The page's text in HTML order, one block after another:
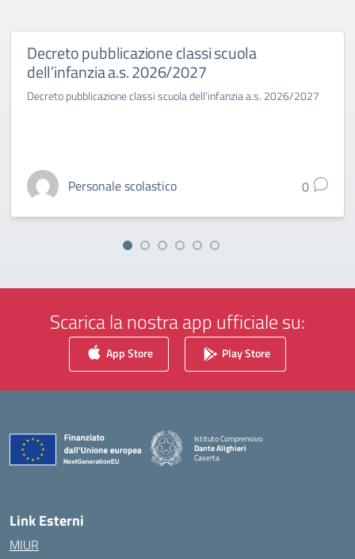
Decreto pubblicazione classi scuola
dell’infanzia a.s. 2026/2027
Decreto pubblicazione classi scuola dell'infanzia a.s. 2026/2027
Personale scolastico 0
Scarica la nostra app ufficiale su:
App Store Play Store
Istituto Comprensivo
Dante Alighieri
Caserta
Link Esterni
MIUR